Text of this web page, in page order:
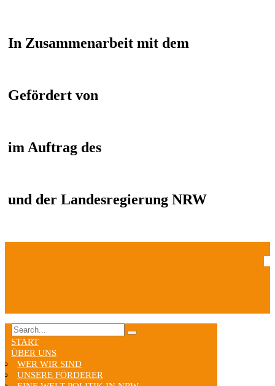
In Zusammenarbeit mit dem
Gefördert von
im Auftrag des
und der Landesregierung NRW
START
ÜBER UNS
WER WIR SIND
UNSERE FÖRDERER